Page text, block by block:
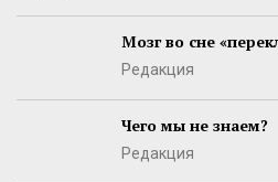
Мозг во сне
Редакция
Чего мы не знаем?
Редакция